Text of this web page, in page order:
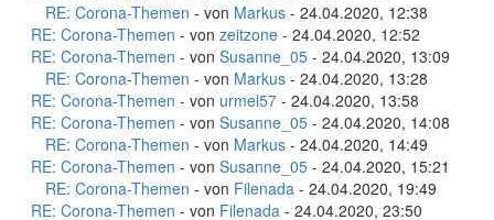
RE: Corona-Themen - von Markus - 24.04.2020, 12:38
RE: Corona-Themen - von zeitzone - 24.04.2020, 12:52
RE: Corona-Themen - von Susanne_05 - 24.04.2020, 13:09
RE: Corona-Themen - von Markus - 24.04.2020, 13:28
RE: Corona-Themen - von urmel57 - 24.04.2020, 13:58
RE: Corona-Themen - von Susanne_05 - 24.04.2020, 14:08
RE: Corona-Themen - von Markus - 24.04.2020, 14:49
RE: Corona-Themen - von Susanne_05 - 24.04.2020, 15:21
RE: Corona-Themen - von Filenada - 24.04.2020, 19:49
RE: Corona-Themen - von Filenada - 24.04.2020, 23:50